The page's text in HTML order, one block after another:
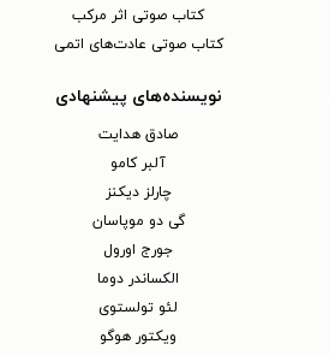
کتاب صوتی اثر مرکب
کتاب صوتی عادت‌های اتمی
نویسنده‌های پیشنهادی
صادق هدایت
آلبر کامو
چارلز دیکنز
گی دو موپاسان
جورج اورول
الکساندر دوما
لئو تولستوی
ویکتور هوگو